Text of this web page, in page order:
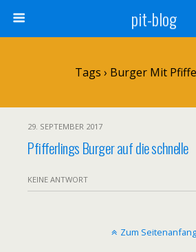
pit-blog
Tags › Burger Mit
29. SEPTEMBER 2017
Pfifferlings Burger auf die schnelle
KEINE ANTWORT
Zum Seitenanfang